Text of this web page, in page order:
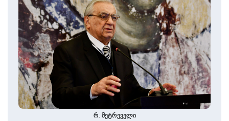
რ. მეტრეველი